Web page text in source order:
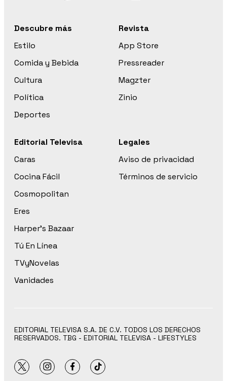
Descubre más
Estilo
Comida y Bebida
Cultura
Política
Deportes
Revista
App Store
Pressreader
Magzter
Zinio
Editorial Televisa
Caras
Cocina Fácil
Cosmopolitan
Eres
Harper’s Bazaar
Tú En Línea
TVyNovelas
Vanidades
Legales
Aviso de privacidad
Términos de servicio
EDITORIAL TELEVISA S.A. DE C.V. TODOS LOS DERECHOS
RESERVADOS. TBG - EDITORIAL TELEVISA - LIFESTYLES
twitterinstagram
facebooktiktok